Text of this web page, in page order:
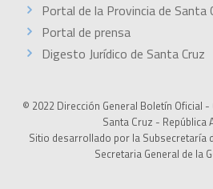
Portal de la Provincia de Santa
Portal de prensa
Digesto Jurídico de Santa Cruz
© 2022 Dirección General Boletín Oficial
Santa Cruz - República
Sitio desarrollado por la Subsecretaría
Secretaria General de la